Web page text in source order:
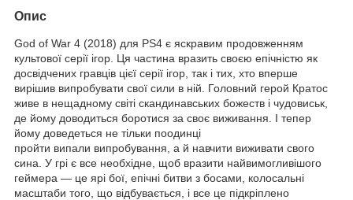
Опис
God of War 4 (2018) для PS4 є яскравим продовженням
культової серії ігор. Ця частина вразить своєю епічністю як
досвідчених гравців цієї серії ігор, так і тих, хто вперше
вирішив випробувати свої сили в ній. Головний герой Кратос
живе в нещадному світі скандинавських божеств і чудовиськ,
де йому доводиться боротися за своє виживання. І тепер
йому доведеться не тільки поодинці
пройти випали випробування, а й навчити виживати свого
сина. У грі є все необхідне, щоб вразити найвимогливішого
геймера — це ярі бої, епічні битви з босами, колосальні
масштаби того, що відбувається, і все це підкріплено